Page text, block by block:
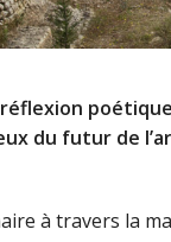
du futur de
à travers la